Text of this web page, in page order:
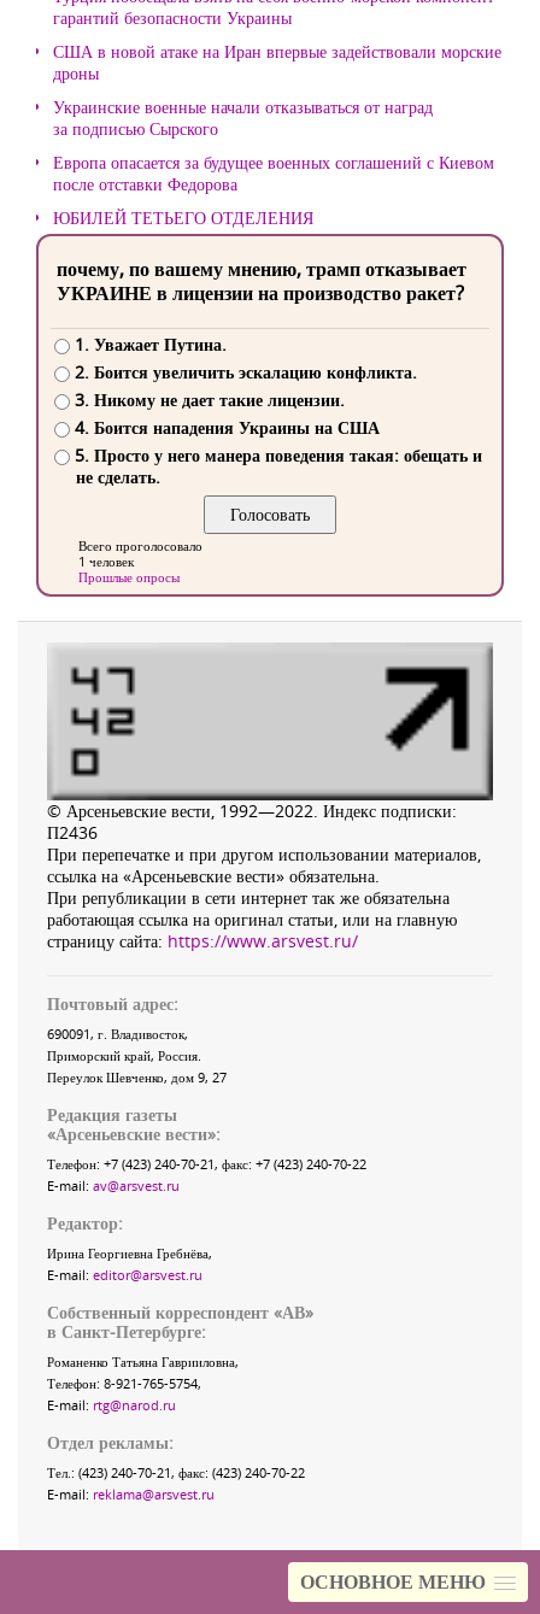
ОСНОВНОЕ МЕНЮ
гарантий безопасности Украины
США в новой атаке на Иран впервые задействовали морские
дроны
Украинские военные начали отказываться от наград
за подписью Сырского
Европа опасается за будущее военных соглашений с Киевом
после отставки Федорова
ЮБИЛЕЙ ТЕТЬЕГО ОТДЕЛЕНИЯ
почему, по вашему мнению, трамп отказывает
УКРАИНЕ в лицензии на производство ракет?
1. Уважает Путина.
2. Боится увеличить эскалацию конфликта.
3. Никому не дает такие лицензии.
4. Боится нападения Украины на США
5. Просто у него манера поведения такая: обещать и
не сделать.
Всего проголосовало
1 человек
Прошлые опросы
© Арсеньевские вести, 1992—2022. Индекс подписки:
П2436
При перепечатке и при другом использовании материалов,
ссылка на «Арсеньевские вести» обязательна.
При републикации в сети интернет так же обязательна
работающая ссылка на оригинал статьи, или на главную
страницу сайта: https://www.arsvest.ru/
Почтовый адрес:
690091, г. Владивосток,
Приморский край, Россия
Переулок Шевченко, дом 9, 27
Редакция газеты
«Арсеньевские вести»:
Телефон: +7 (423) 240-70-21, факс: +7 (423) 240-70-22
E-mail: av@arsvest.ru
Редактор:
Ирина Георгиевна Гребнёва,
E-mail: editor@arsvest.ru
Собственный корреспондент «АВ»
в Санкт-Петербурге:
Романенко Татьяна Гаврииловна,
Телефон: 8-921-765-5754,
E-mail: rtg@narod.ru
Отдел рекламы:
Тел.: (423) 240-70-21, факс: (423) 240-70-22
E-mail: reklama@arsvest.ru